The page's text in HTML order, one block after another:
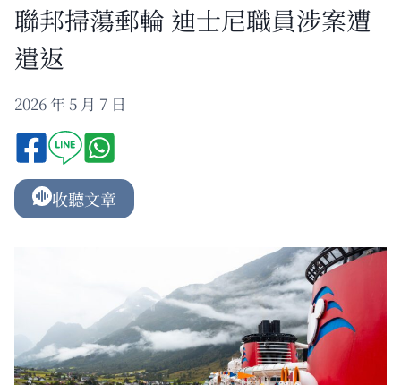
聯邦掃蕩郵輪 迪士尼職員涉案遭
遣返
2026 年 5 月 7 日
收聽文章